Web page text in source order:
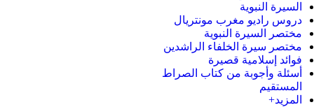
السيرة النبوية
دروس راديو مغرب مونتريال
مختصر السيرة النبوية
مختصر سيرة الخلفاء الراشدين
فوائد إسلامية قصيرة
أسئلة وأجوبة من كتاب الصراط
المستقيم
المزيد+